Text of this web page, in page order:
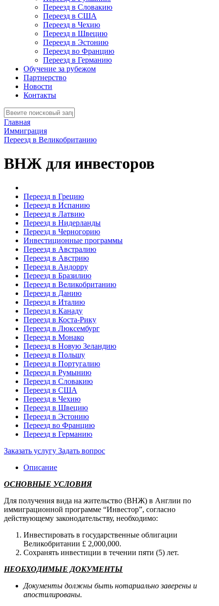
Переезд в Словакию
Переезд в США
Переезд в Чехию
Переезд в Швецию
Переезд в Эстонию
Переезд во Францию
Переезд в Германию
Обучение за рубежом
Партнерство
Новости
Контакты
Главная
Иммиграция
Переезд в Великобританию
ВНЖ для инвесторов
Переезд в Грецию
Переезд в Испанию
Переезд в Латвию
Переезд в Нидерланды
Переезд в Черногорию
Инвестиционные программы
Переезд в Австралию
Переезд в Австрию
Переезд в Андорру
Переезд в Бразилию
Переезд в Великобританию
Переезд в Данию
Переезд в Италию
Переезд в Канаду
Переезд в Коста-Рику
Переезд в Люксембург
Переезд в Монако
Переезд в Новую Зеландию
Переезд в Польшу
Переезд в Португалию
Переезд в Румынию
Переезд в Словакию
Переезд в США
Переезд в Чехию
Переезд в Швецию
Переезд в Эстонию
Переезд во Францию
Переезд в Германию
Заказать услугу Задать вопрос
Описание
ОСНОВНЫЕ УСЛОВИЯ
Для получения вида на жительство (ВНЖ) в Англии по
иммиграционной программе “Инвестор”, согласно
действующему законодательству, необходимо:
Инвестировать в государственные облигации
Великобритании £ 2,000,000.
Сохранять инвестиции в течении пяти (5) лет.
НЕОБХОДИМЫЕ ДОКУМЕНТЫ
Документы должны быть нотариально заверены и
апостилированы.